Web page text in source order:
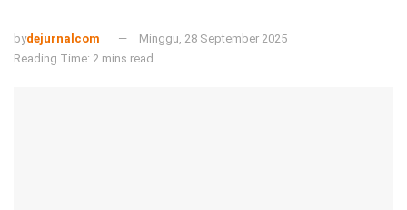
bydejurnalcom
Minggu, 28 September 2025
Reading Time: 2 mins read